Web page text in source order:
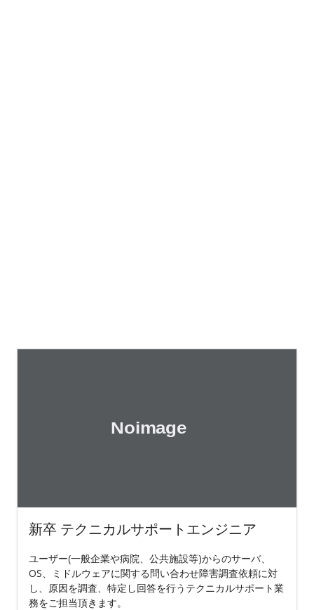
新卒 テクニカルサポートエンジニア
ユーザー(一般企業や病院、公共施設等)からのサーバ、
OS、ミドルウェアに関する問い合わせ障害調査依頼に対
し、原因を調査、特定し回答を行うテクニカルサポート業
務をご担当頂きます。